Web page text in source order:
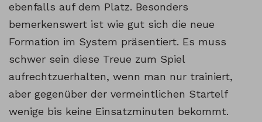
ebenfalls auf dem Platz. Besonders
bemerkenswert ist wie gut sich die neue
Formation im System präsentiert. Es muss
schwer sein diese Treue zum Spiel
aufrechtzuerhalten, wenn man nur trainiert,
aber gegenüber der vermeintlichen Startelf
wenige bis keine Einsatzminuten bekommt.